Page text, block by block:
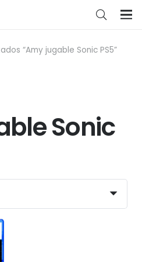
“Amy jugable Sonic PS5”
Sonic